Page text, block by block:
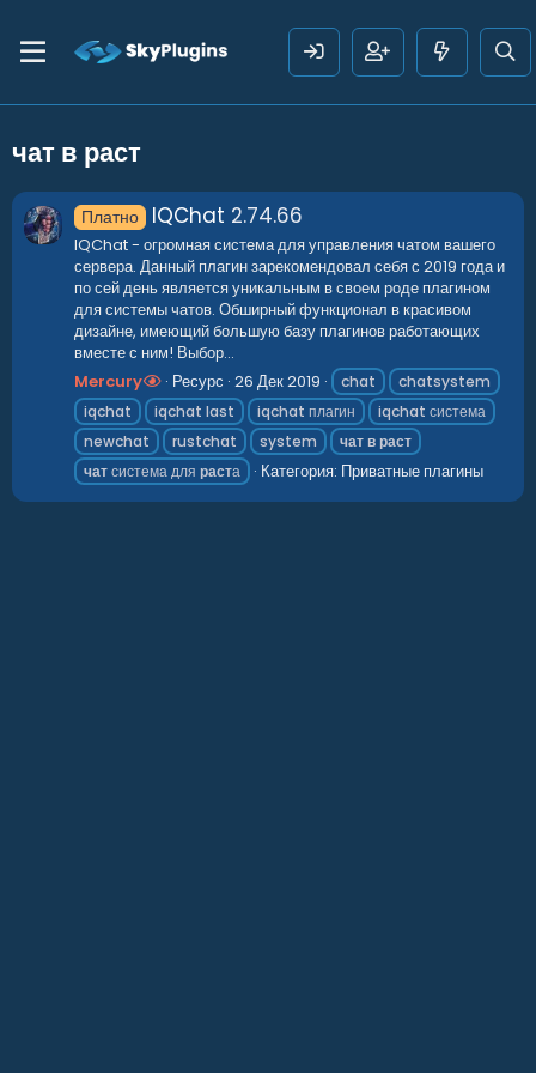
чат в раст
Платно IQChat 2.74.66
IQChat - огромная система для управления чатом вашего
сервера. Данный плагин зарекомендовал себя с 2019 года и
по сей день является уникальным в своем роде плагином
для системы чатов. Обширный функционал в красивом
дизайне, имеющий большую базу плагинов работающих
вместе с ним! Выбор...
Mercury
Ресурс 26 Дек 2019 chat
chatsystem
iqchat
iqchat last iqchat плагин
iqchat система
newchat
rustchat system чатвраст
чатсистема для раста Категория: Приватные плагины